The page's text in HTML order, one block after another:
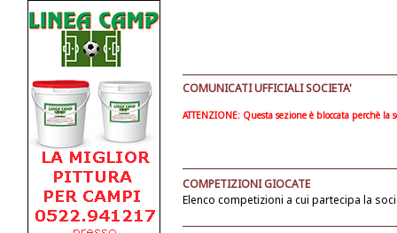
COMUNICATI UFFICIALI SOCIETA'
ATTENZIONE: Questa sezione è bloccata perchè
COMPETIZIONI GIOCATE
Elenco competizioni a cui partecipa la